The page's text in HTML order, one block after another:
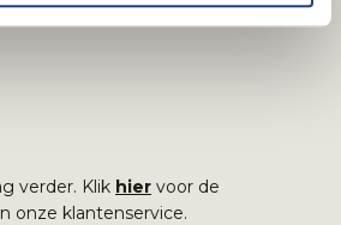
verder. Klik hier voor de
onze klantenservice.